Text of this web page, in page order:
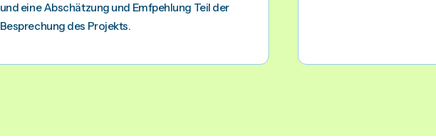
und eine Abschätzung und Emfpehlung Teil der
Besprechung des Projekts.